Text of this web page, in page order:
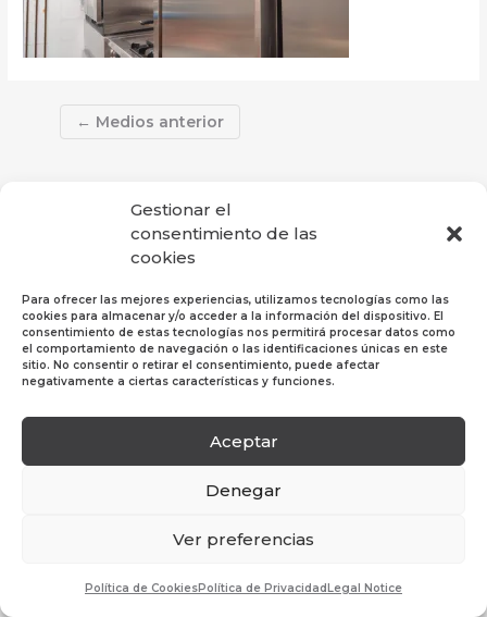
Gestionar el
consentimiento de las
cookies
Para ofrecer las mejores experiencias, utilizamos tecnologías como las
cookies para almacenar y/o acceder a la información del dispositivo. El
consentimiento de estas tecnologías nos permitirá procesar datos como
el comportamiento de navegación o las identificaciones únicas en este
sitio. No consentir o retirar el consentimiento, puede afectar
negativamente a ciertas características y funciones.
Aceptar
Denegar
Ver preferencias
Política de CookiesPolítica de PrivacidadLegal Notice
← Medios anterior
Política de Privacidad|Política de Cookies
Legal
reservados.